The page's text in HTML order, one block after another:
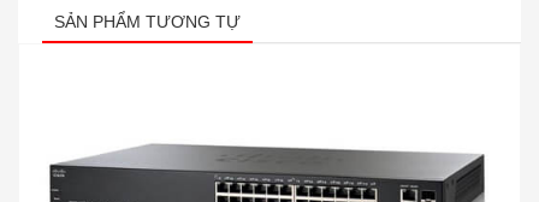
SẢN PHẨM TƯƠNG TỰ